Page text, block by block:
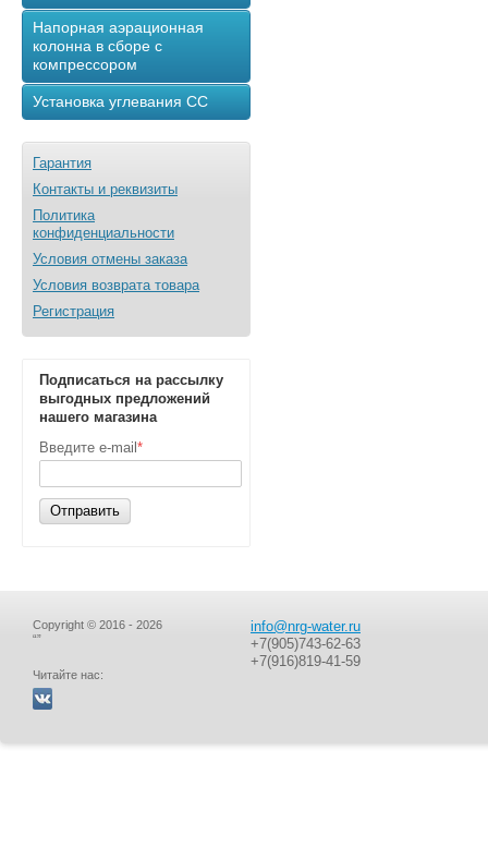
Напорная аэрационная
колонна в сборе с
компрессором
Установка углевания СС
Гарантия
Контакты и реквизиты
Политика
конфиденциальности
Условия отмены заказа
Условия возврата товара
Регистрация
Подписаться на рассылку
выгодных предложений
нашего магазина
Введите e-mail *
Отправить
Copyright © 2016 - 2026
“”
Читайте нас:
info@nrg-water.ru
+7(905)743-62-63
+7(916)819-41-59